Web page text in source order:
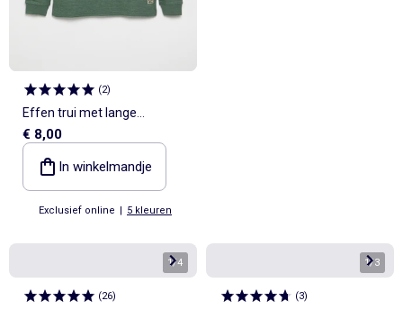
(2)
Effen trui met lange
mouwen
€ 8,00
In winkelmandje
Exclusief online | 5 kleuren
1/4
(26)
1/3
(3)